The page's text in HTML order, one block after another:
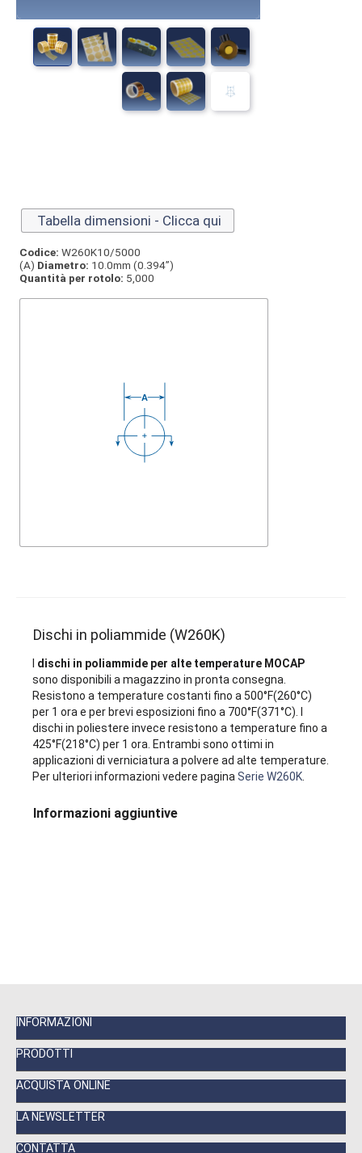
Tabella dimensioni - Clicca qui
Codice: W260K10/5000
(A) Diametro: 10.0mm (0.394”)
Quantità per rotolo: 5,000
Dischi in poliammide (W260K)
dischi in poliammide per alte temperature MOCAP
sono disponibili a magazzino in pronta consegna.
Resistono a temperature costanti fino a 500°F(260°C)
per 1 ora e per brevi esposizioni fino a 700°F(371°C). I
dischi in poliestere invece resistono a temperature fino a
425°F(218°C) per 1 ora. Entrambi sono ottimi in
applicazioni di verniciatura a polvere ad alte temperature.
Per ulteriori informazioni vedere paginaSerie W260K.
Informazioni aggiuntive
INFORMAZIONI
PRODOTTI
ACQUISTA ONLINE
LA NEWSLETTER
CONTATTA